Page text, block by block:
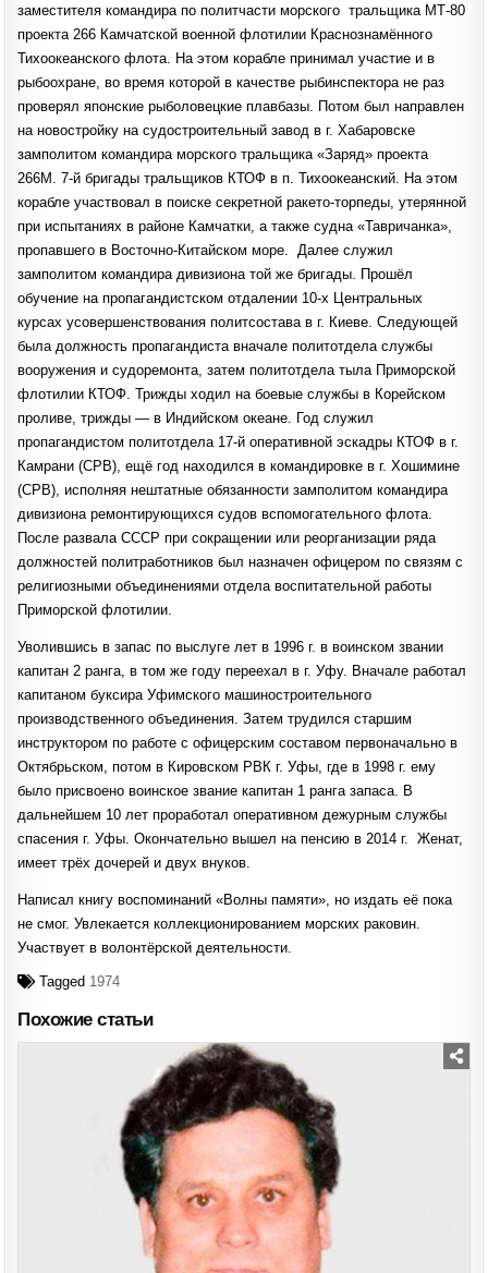
заместителя командира по политчасти морского тральщика МТ-80
проекта 266 Камчатской военной флотилии Краснознамённого
Тихоокеанского флота. На этом корабле принимал участие и в
рыбоохране, во время которой в качестве рыбинспектора не раз
проверял японские рыболовецкие плавбазы. Потом был направлен
на новостройку на судостроительный завод в г. Хабаровске
замполитом командира морского тральщика «Заряд» проекта
266М. 7-й бригады тральщиков КТОФ в п. Тихоокеанский. На этом
корабле участвовал в поиске секретной ракето-торпеды, утерянной
при испытаниях в районе Камчатки, а также судна «Тавричанка»,
пропавшего в Восточно-Китайском море. Далее служил
замполитом командира дивизиона той же бригады. Прошёл
обучение на пропагандистском отдалении 10-х Центральных
курсах усовершенствования политсостава в г. Киеве. Следующей
была должность пропагандиста вначале политотдела службы
вооружения и судоремонта, затем политотдела тыла Приморской
флотилии КТОФ. Трижды ходил на боевые службы в Корейском
проливе, трижды — в Индийском океане. Год служил
пропагандистом политотдела 17-й оперативной эскадры КТОФ в г.
Камрани (СРВ), ещё год находился в командировке в г. Хошимине
(СРВ), исполняя нештатные обязанности замполитом командира
дивизиона ремонтирующихся судов вспомогательного флота.
После развала СССР при сокращении или реорганизации ряда
должностей политработников был назначен офицером по связям с
религиозными объединениями отдела воспитательной работы
Приморской флотилии.
Уволившись в запас по выслуге лет в 1996 г. в воинском звании
капитан 2 ранга, в том же году переехал в г. Уфу. Вначале работал
капитаном буксира Уфимского машиностроительного
производственного объединения. Затем трудился старшим
инструктором по работе с офицерским составом первоначально в
Октябрьском, потом в Кировском РВК г. Уфы, где в 1998 г. ему
было присвоено воинское звание капитан 1 ранга запаса. В
дальнейшем 10 лет проработал оперативном дежурным службы
спасения г. Уфы. Окончательно вышел на пенсию в 2014 г. Женат,
имеет трёх дочерей и двух внуков.
Написал книгу воспоминаний «Волны памяти», но издать её пока
не смог. Увлекается коллекционированием морских раковин.
Участвует в волонтёрской деятельности.
Tagged 1974
Похожие статьи
Posted
in